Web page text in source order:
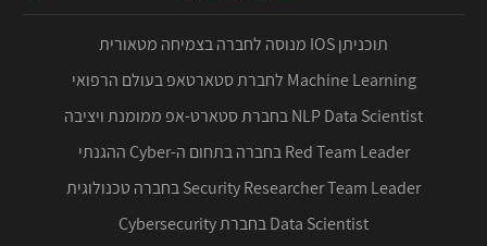
תוכניתן IOS מנוסה לחברה בצמיחה מטאורית
Machine Learning לחברת סטארטאפ בעולם הרפואי
NLP Data Scientist בחברת סטארט-אפ ממומנת ויציבה
Red Team Leader בחברה בתחום ה-Cyber ההגנתי
Security Researcher Team Leader בחברה טכנולוגית
Data Scientist בחברת Cybersecurity